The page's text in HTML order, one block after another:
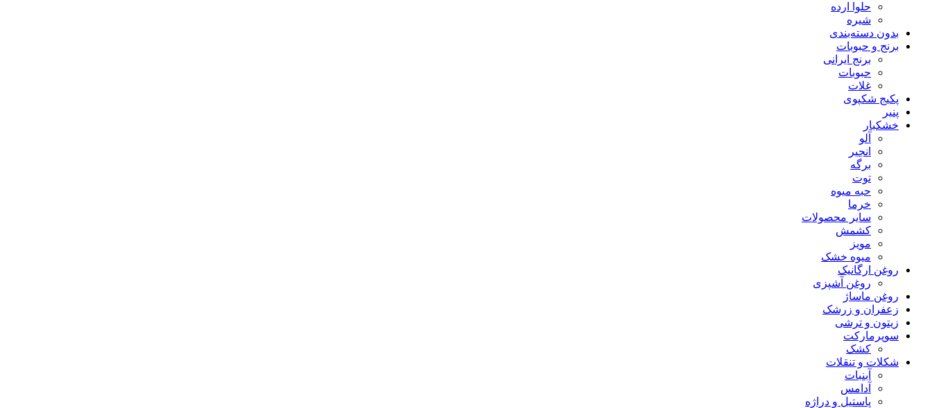
حلوا ارده
شیره
بدون دسته‌بندی
برنج و حبوبات
برنج ایرانی
حبوبات
غلات
پکیج شکپوی
پنیر
خشکبار
آلو
انجیر
برگه
توت
حبه میوه
خرما
سایر محصولات
کشمش
مویز
میوه خشک
روغن ارگانیک
روغن آشپزی
روغن ماساژ
زعفران و زرشک
زیتون و ترشی
سوپرمارکت
کشک
شکلات و تنقلات
آبنبات
آدامس
پاستیل و دراژه